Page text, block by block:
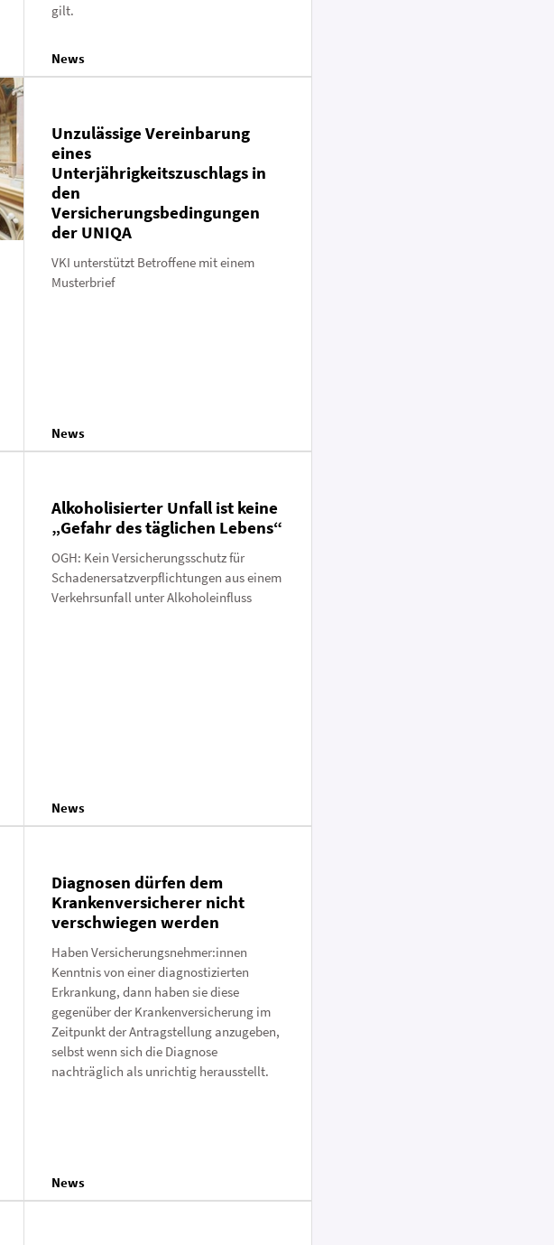
gilt.
News
Unzulässige Vereinbarung
eines
Unterjährigkeitszuschlags in
den
Versicherungsbedingungen
der UNIQA
VKI unterstützt Betroffene mit einem
Musterbrief
News
Alkoholisierter Unfall ist keine
„Gefahr des täglichen Lebens“
OGH: Kein Versicherungsschutz für
Schadenersatzverpflichtungen aus einem
Verkehrsunfall unter Alkoholeinfluss
News
Diagnosen dürfen dem
Krankenversicherer nicht
verschwiegen werden
Haben Versicherungsnehmer:innen
Kenntnis von einer diagnostizierten
Erkrankung, dann haben sie diese
gegenüber der Krankenversicherung im
Zeitpunkt der Antragstellung anzugeben,
selbst wenn sich die Diagnose
nachträglich als unrichtig herausstellt.
News